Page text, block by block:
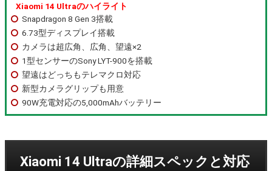
Xiaomi 14 Ultraのハイライト
Snapdragon 8 Gen 3搭載
6.73型ディスプレイ搭載
カメラは超広角、広角、望遠×2
1型センサーのSony LYT-900を搭載
望遠はどっちもテレマクロ対応
新型カメラグリップも用意
90W充電対応の5,000mAhバッテリー
Xiaomi 14 Ultraの詳細スペックと対応